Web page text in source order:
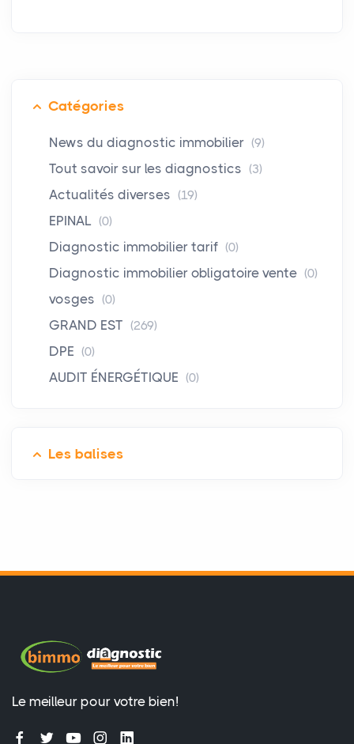
Catégories
News du diagnostic immobilier (9)
Tout savoir sur les diagnostics (3)
Actualités diverses (19)
EPINAL (0)
Diagnostic immobilier tarif (0)
Diagnostic immobilier obligatoire vente (0)
vosges (0)
GRAND EST (269)
DPE (0)
AUDIT ÉNERGÉTIQUE (0)
Les balises
Le meilleur pour votre bien!